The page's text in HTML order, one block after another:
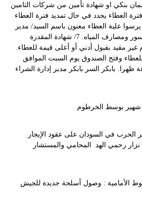
بنكي او شهادة تأمين من شركات التامين
العطاء يجدد في حال تمديد فترة العطاء
10% لمن يرسوا علية العطاء معنون باسم السيد/ مدير
عام هيئة الطرق والجسور ومصارف المياه. 7/ شهادة المقدرة
العام غير مقيد بقبول أدني أو أعلى قيمة للعطاء.
وفتح الصندوق يوم السبت الموافق
7/12م السـ12ـاعة ظهرا. بابكر السر بابكر مدير إدارة الشراء
شهير بوسط الخرطوم
الحرب في السودان على عقود الإيجار
نزار رحمي الهد المحامي والمستشار
الأمامية : وصول أسلحة جديدة للجيش